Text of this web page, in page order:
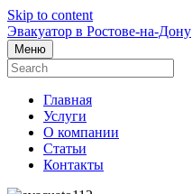
Skip to content
Эвакуатор в Ростове-на-Дону
Меню
Главная
Услуги
О компании
Статьи
Контакты